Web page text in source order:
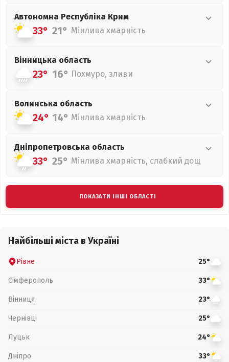
Автономна Республіка Крим
33° 21° Мінлива хмарність
Вінницька область
23° 16° Похмуро, зливи
Волинська область
24° 14° Мінлива хмарність
Дніпропетровська область
33° 25° Мінлива хмарність, слабкий дощ
ПОКАЗАТИ ІНШІ ОБЛАСТІ
Найбільші міста в Україні
Рівне 25°
Сімферополь 33°
Вінниця 23°
Чернівці 25°
Луцьк 24°
Дніпро 33°